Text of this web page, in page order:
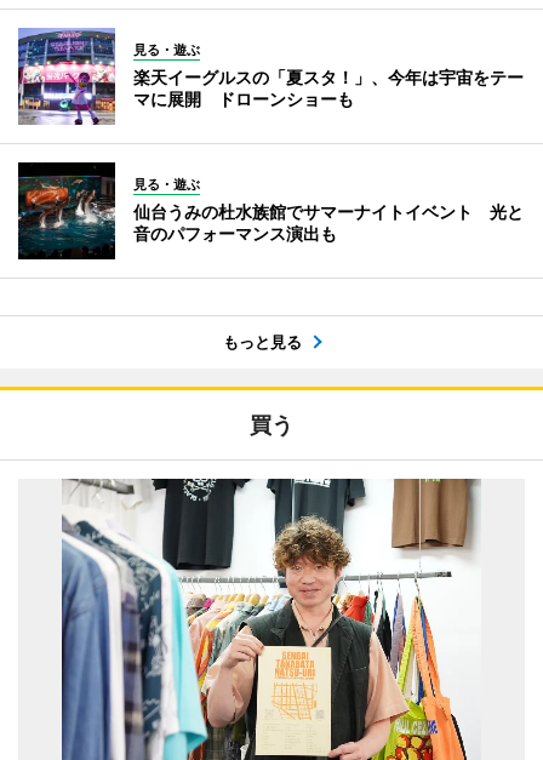
見る・遊ぶ
楽天イーグルスの「夏スタ！」、今年は宇宙をテー
マに展開 ドローンショーも
見る・遊ぶ
仙台うみの杜水族館でサマーナイトイベント 光と
音のパフォーマンス演出も
もっと見る
買う